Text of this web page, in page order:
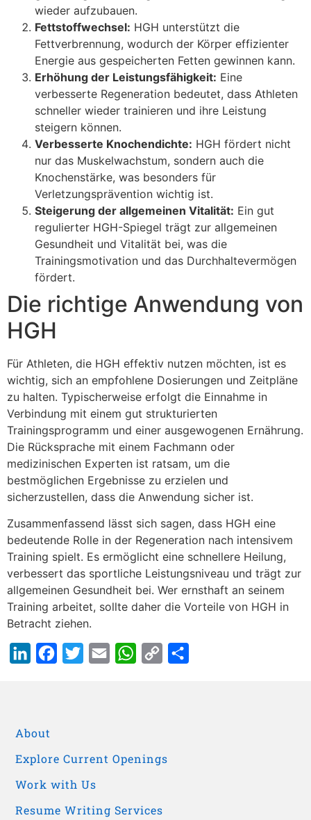
wieder aufzubauen.
Fettstoffwechsel: HGH unterstützt die
Fettverbrennung, wodurch der Körper effizienter
Energie aus gespeicherten Fetten gewinnen kann.
Erhöhung der Leistungsfähigkeit: Eine
verbesserte Regeneration bedeutet, dass Athleten
schneller wieder trainieren und ihre Leistung
steigern können.
Verbesserte Knochendichte: HGH fördert nicht
nur das Muskelwachstum, sondern auch die
Knochenstärke, was besonders für
Verletzungsprävention wichtig ist.
Steigerung der allgemeinen Vitalität: Ein gut
regulierter HGH-Spiegel trägt zur allgemeinen
Gesundheit und Vitalität bei, was die
Trainingsmotivation und das Durchhaltevermögen
fördert.
Die richtige Anwendung von
HGH
Für Athleten, die HGH effektiv nutzen möchten, ist es
wichtig, sich an empfohlene Dosierungen und Zeitpläne
zu halten. Typischerweise erfolgt die Einnahme in
Verbindung mit einem gut strukturierten
Trainingsprogramm und einer ausgewogenen Ernährung.
Die Rücksprache mit einem Fachmann oder
medizinischen Experten ist ratsam, um die
bestmöglichen Ergebnisse zu erzielen und
sicherzustellen, dass die Anwendung sicher ist.
Zusammenfassend lässt sich sagen, dass HGH eine
bedeutende Rolle in der Regeneration nach intensivem
Training spielt. Es ermöglicht eine schnellere Heilung,
verbessert das sportliche Leistungsniveau und trägt zur
allgemeinen Gesundheit bei. Wer ernsthaft an seinem
Training arbeitet, sollte daher die Vorteile von HGH in
Betracht ziehen.
LinkedInFacebook
TwitterEmail WhatsApp
Copy
About
Explore Current Openings
Work with Us
Resume Writing Services